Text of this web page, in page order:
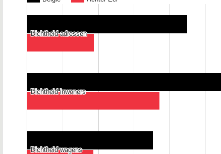
Dichtheid adressen
Dichtheid adressen
Dichtheid inwoners
Dichtheid inwoners
Dichtheid wagens
Dichtheid wagens